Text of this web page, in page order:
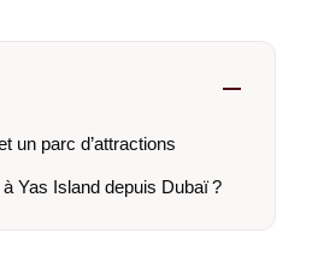
un parc d’attractions
Yas Island depuis Dubaï ?